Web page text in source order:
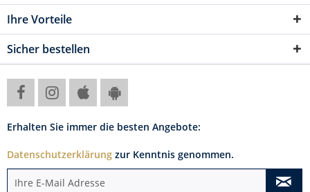
Ihre Vorteile
Sicher bestellen
Erhalten Sie immer die besten Angebote:
Datenschutzerklärung zur Kenntnis genommen.